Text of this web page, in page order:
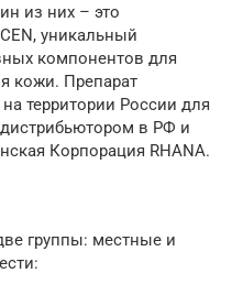
из них – это
уникальный
компонентов для
кожи. Препарат
территории России для
в РФ и
Корпорация RHANA.
группы: местные и